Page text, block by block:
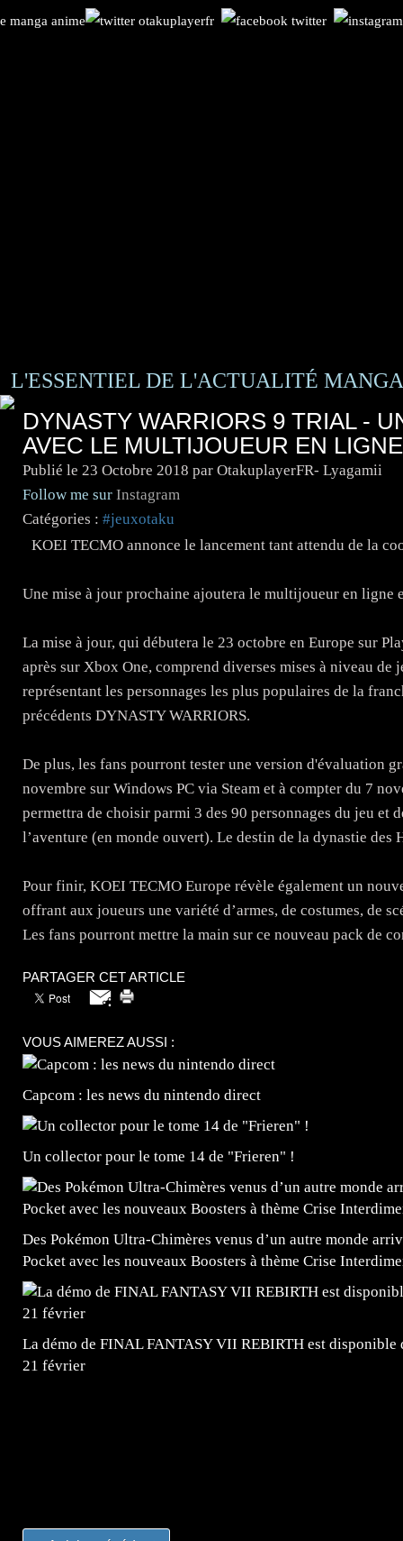
L'ESSENTIEL DE L'ACTUALITÉ
DYNASTY WARRIORS 9 TRIAL -
AVEC LE MULTIJOUEUR EN
Publié le 23 Octobre 2018 par OtakuplayerFR- Lyagamii
Follow me sur Instagram
Catégories : #jeuxotaku
KOEI TECMO annonce le lancement tant attendu de la
Une mise à jour prochaine ajoutera le multijoueur en ligne
La mise à jour, qui débutera le 23 octobre en Europe sur
après sur Xbox One, comprend diverses mises à niveau de
représentant les personnages les plus populaires de la
précédents DYNASTY WARRIORS.
De plus, les fans pourront tester une version d'évaluation
novembre sur Windows PC via Steam et à compter du 7
permettra de choisir parmi 3 des 90 personnages du jeu et
l’aventure (en monde ouvert). Le destin de la dynastie des
Pour finir, KOEI TECMO Europe révèle également un
offrant aux joueurs une variété d’armes, de costumes, de
Les fans pourront mettre la main sur ce nouveau pack de
PARTAGER CET ARTICLE
VOUS AIMEREZ AUSSI :
Capcom : les news du nintendo direct
Un collector pour le tome 14 de "Frieren" !
Des Pokémon Ultra-Chimères venus d’un autre monde
Pocket avec les nouveaux Boosters à thème Crise
La démo de FINAL FANTASY VII REBIRTH est
21 février